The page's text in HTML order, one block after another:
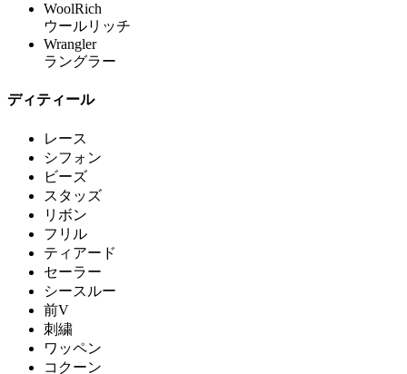
WoolRich
ウールリッチ
Wrangler
ラングラー
ディティール
レース
シフォン
ビーズ
スタッズ
リボン
フリル
ティアード
セーラー
シースルー
前V
刺繍
ワッペン
コクーン